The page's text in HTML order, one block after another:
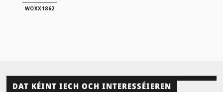
WOXX1862
DAT KÉINT IECH OCH INTERESSÉIEREN